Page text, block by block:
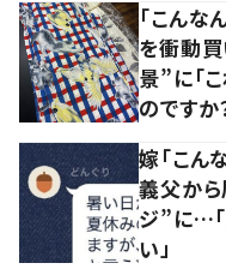
「こんな
を衝動
景”に「
のですか
嫁「こん
義父か
ジ”に…「
い」